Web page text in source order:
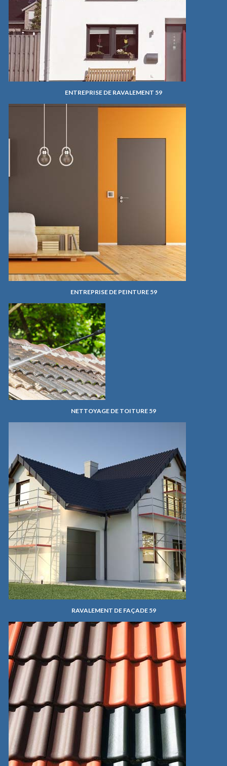
ENTREPRISE DE RAVALEMENT 59
ENTREPRISE DE PEINTURE 59
NETTOYAGE DE TOITURE 59
RAVALEMENT DE FAÇADE 59